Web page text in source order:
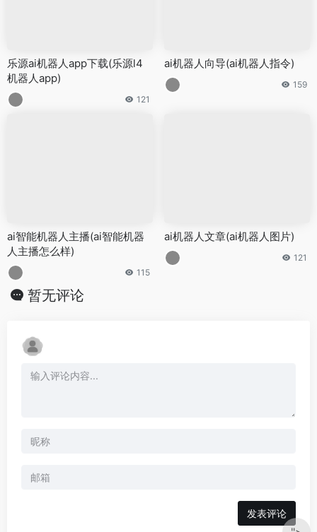
乐源ai机器人app下载(乐源l4
机器人app)
121
ai机器人向导(ai机器人指令)
159
ai智能机器人主播(ai智能机器
人主播怎么样)
115
ai机器人文章(ai机器人图片)
121
暂无评论
发表评论